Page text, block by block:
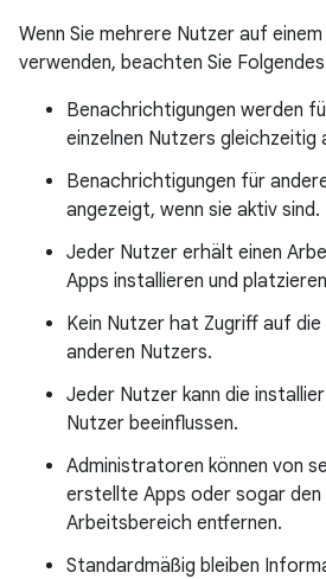
Wenn Sie mehrere Nutzer auf
verwenden, beachten Sie
Benachrichtigungen werden
einzelnen Nutzers gleichzeitig
Benachrichtigungen für
angezeigt, wenn sie aktiv sind.
Jeder Nutzer erhält einen
Apps installieren und
Kein Nutzer hat Zugriff auf
anderen Nutzers.
Jeder Nutzer kann die
Nutzer beeinflussen.
Administratoren können von
erstellte Apps oder sogar den
Arbeitsbereich entfernen.
Standardmäßig bleiben